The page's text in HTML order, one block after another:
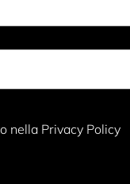
nella Privacy Policy